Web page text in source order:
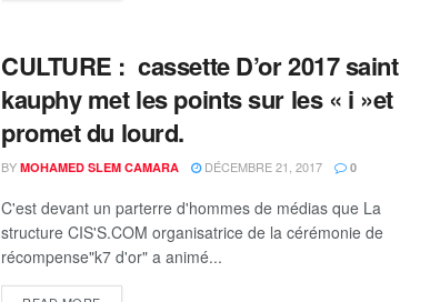
CULTURE : cassette D’or 2017 saint
kauphy met les points sur les « i »et
promet du lourd.
BY MOHAMED SLEM CAMARA DÉCEMBRE 21, 2017 0
C'est devant un parterre d'hommes de médias que La
structure CIS'S.COM organisatrice de la cérémonie de
récompense"k7 d'or" a animé...